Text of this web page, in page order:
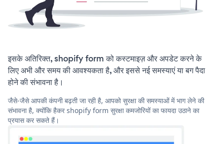
इसके अतिरिक्त, shopify form को कस्टमाइज़ और अपडेट करने के
लिए अभी और समय की आवश्यकता है, और इससे नई समस्याएं या बग पैदा
होने की संभावना है।
जैसे-जैसे आपकी कंपनी बढ़ती जा रही है, आपको सुरक्षा की समस्याओं में भाग लेने की
संभावना है, क्योंकि हैकर shopify form सुरक्षा कमजोरियों का फायदा उठाने का
प्रयास कर सकते हैं।